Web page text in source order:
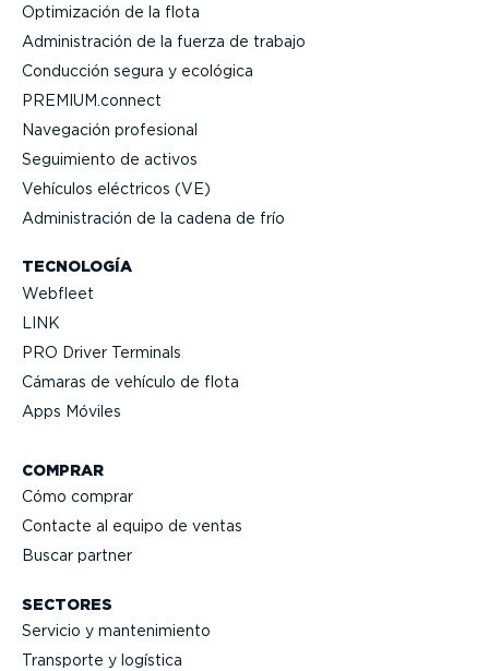
Optimi­zación de la flota
Adminis­tración de la fuerza de trabajo
Conducción segura y ecológica
PREMIUM.connect
Navegación profesional
Seguimiento de activos
Vehículos eléctricos (VE)
Adminis­tración de la cadena de frío
TECNOLOGÍA
Webfleet
LINK
PRO Driver Terminals
Cámaras de vehículo de flota
Apps Móviles
COMPRAR
Cómo comprar
Contacte al equipo de ventas
Buscar partner
SECTORES
Servicio y mante­ni­miento
Transporte y logística